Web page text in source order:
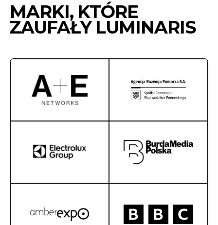
MARKI, KTÓRE
ZAUFAŁY LUMINARIS